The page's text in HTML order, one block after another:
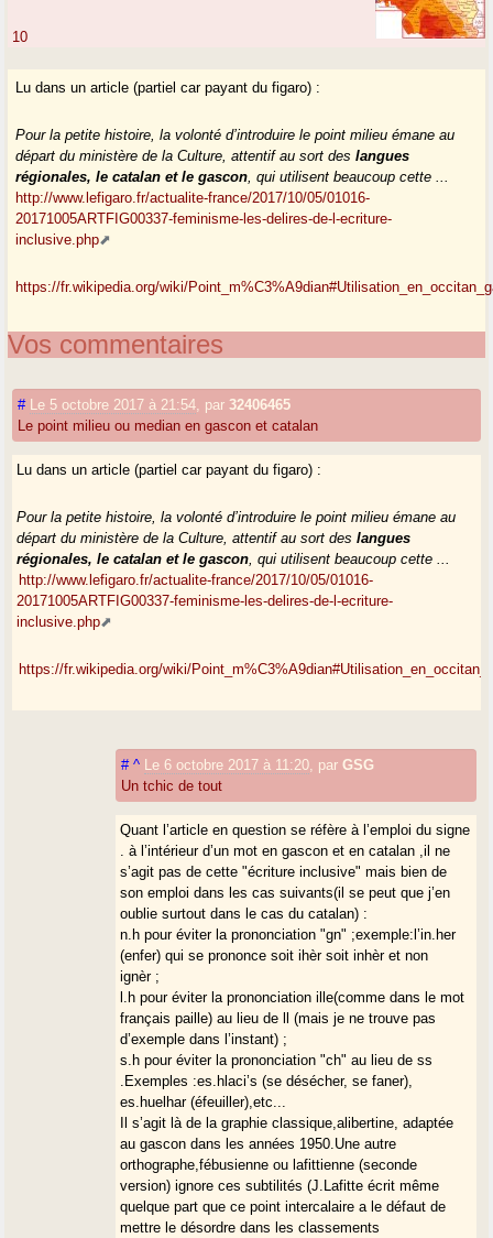
10
Lu dans un article (partiel car payant du figaro) :
Pour la petite histoire, la volonté d’introduire le point milieu émane au
départ du ministère de la Culture, attentif au sort deslangues
régionales, le catalan et le gascon, qui utilisent beaucoup cette ...
http://www.lefigaro.fr/actualite-france/2017/10/05/01016-
20171005ARTFIG00337-feminisme-les-delires-de-l-ecriture-
inclusive.php
https://fr.wikipedia.org/wiki/
Vos commentaires
# Le 5 octobre 2017 à 21:54 par32406465
Le point milieu ou median en gascon et catalan
Lu dans un article (partiel car payant du figaro) :
Pour la petite histoire, la volonté d’introduire le point milieu émane au
départ du ministère de la Culture, attentif au sort deslangues
régionales, le catalan et le gascon , qui utilisent beaucoup cette ...
http://www.lefigaro.fr/actualite-france/2017/10/05/01016-
20171005ARTFIG00337-feminisme-les-delires-de-l-ecriture-
inclusive.php
https://fr.wikipedia.org/wiki/
# ^ Le 6 octobre 2017 à 11:20 parGSG
Un tchic de tout
Quant l’article en question se réfère à l’emploi du signe
. à l’intérieur d’un mot en gascon et en catalan ,il ne
s’agit pas de cette "écriture inclusive" mais bien de
son emploi dans les cas suivants(il se peut que j’en
oublie surtout dans le cas du catalan) :
n.h pour éviter la prononciation "gn" ;exemple:l’in.her
(enfer) qui se prononce soit ihèr soit inhèr et non
ignèr ;
l.h pour éviter la prononciation ille(comme dans le mot
français paille) au lieu de ll (mais je ne trouve pas
d’exemple dans l’instant) ;
s.h pour éviter la prononciation "ch" au lieu de ss
.Exemples :es.hlaci’s (se désécher, se faner),
es.huelhar (éfeuiller),etc...
Il s’agit là de la graphie classique,alibertine, adaptée
au gascon dans les années 1950.Une autre
orthographe,fébusienne ou lafittienne (seconde
version) ignore ces subtilités (J.Lafitte écrit même
quelque part que ce point intercalaire a le défaut de
mettre le désordre dans les classements